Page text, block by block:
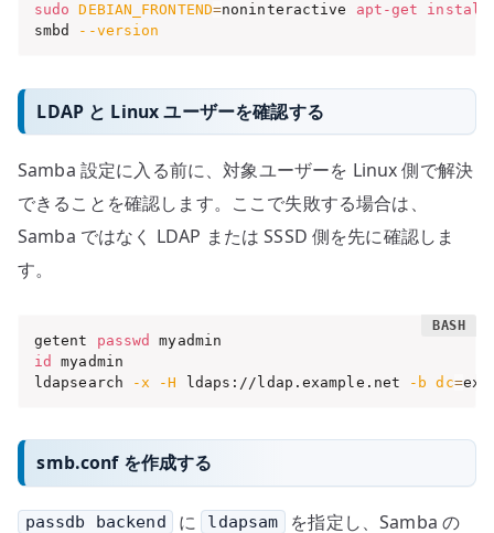
sudo
DEBIAN_FRONTEND=noninteractive apt-get
install
smbd
--version
LDAP と Linux ユーザーを確認する
Samba 設定に入る前に、対象ユーザーを Linux 側で解決
できることを確認します。ここで失敗する場合は、
Samba ではなく LDAP または SSSD 側を先に確認しま
す。
getent passwd
id
myadmin
ldapsearch
-x -H ldaps://ldap.example.net -b dc=
smb.conf を作成する
passdb backend に ldapsam
を指定し、Samba の